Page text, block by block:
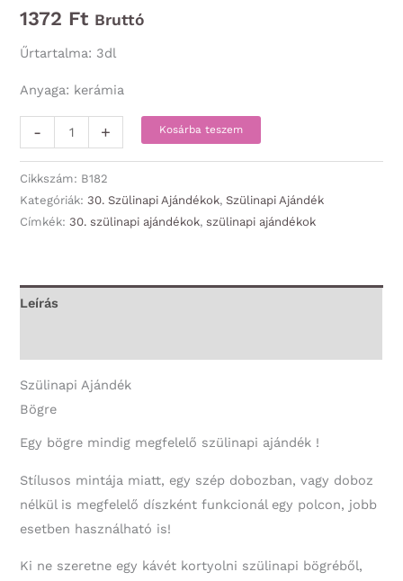
1372 Ft Bruttó
Űrtartalma: 3dl
Anyaga: kerámia
-
-
Boldog
Szülinapot
30
30.
+ Kosárba teszem
Cikkszám: B182
Kategóriák:30. Szülinapi Ajándékok,Szülinapi Ajándék
Címkék:30. szülinapi ajándékok,szülinapi ajándékok
Leírás
Szülinapi Ajándék
Bögre
Egy bögre mindig megfelelő szülinapi ajándék !
Stílusos mintája miatt, egy szép dobozban, vagy doboz
nélkül is megfelelő díszként funkcionál egy polcon, jobb
esetben használható is!
Ki ne szeretne egy kávét kortyolni szülinapi bögréből,